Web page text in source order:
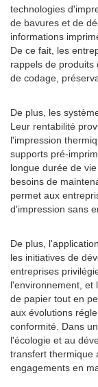
technologies
de bavures et de
informations
De ce fait, les
rappels de produits
de codage,
De plus, les
Leur rentabilité
l'impression
supports pré-
longue durée de
besoins de
permet aux
d'impression sans
De plus,
les initiatives de
entreprises
l'environnement, et
de papier tout en
aux évolutions
conformité. Dans
l'écologie et au
transfert thermique
engagements en